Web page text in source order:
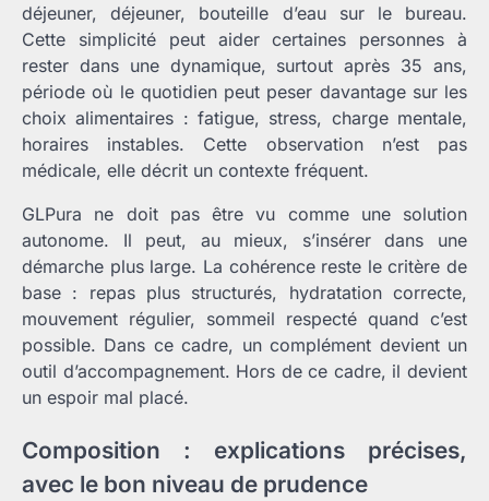
déjeuner, déjeuner, bouteille d’eau sur le bureau.
Cette simplicité peut aider certaines personnes à
rester dans une dynamique, surtout après 35 ans,
période où le quotidien peut peser davantage sur les
choix alimentaires : fatigue, stress, charge mentale,
horaires instables. Cette observation n’est pas
médicale, elle décrit un contexte fréquent.
GLPura ne doit pas être vu comme une solution
autonome. Il peut, au mieux, s’insérer dans une
démarche plus large. La cohérence reste le critère de
base : repas plus structurés, hydratation correcte,
mouvement régulier, sommeil respecté quand c’est
possible. Dans ce cadre, un complément devient un
outil d’accompagnement. Hors de ce cadre, il devient
un espoir mal placé.
Composition : explications précises,
avec le bon niveau de prudence